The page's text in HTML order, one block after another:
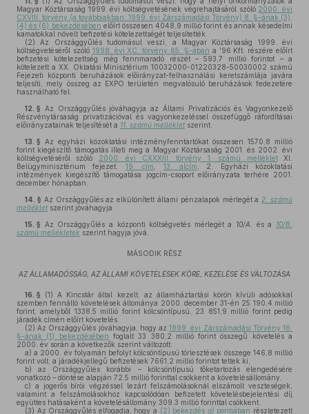
Magyar Köztársaság 1999. évi költségvetésének végrehajtásáról szóló 2000. évi
CXVIII. törvény (a továbbiakban: 1999. évi Zárszámadási Törvény) 8. §-ának (3),
(4) és (6) bekezdésében előírt összesen 4048,9 millió forint és annak késedelmi
kamatokkal növelt befizetési kötelezettségét teljesítették.
(2) Az Országgyűlés tudomásul veszi, a Magyar Köztársaság 1999. évi
költségvetéséről szóló 1998. évi XC. törvény 65. §-ában a '96 Kft. részére előírt
befizetési kötelezettség még fennmaradó részét – 593,7 millió forintot – a
kötelezett a XX. Oktatási Minisztérium 10032000-01220328-50030002 számú
Fejezeti központi beruházások előirányzat-felhasználási keretszámlája javára
teljesíti, mely összeg az EXPO területén megvalósuló beruházások fedezetére
használható fel.
12. § Az Országgyűlés jóváhagyja az Állami Privatizációs és Vagyonkezelő
Részvénytársaság privatizációval és vagyonkezeléssel összefüggő ráfordításai
előirányzatainak teljesítését a 11. számú mellékletszerint.
13. § Az egyházi közoktatási intézményfenntartókat összesen 1570,8 millió
forint kiegészítő támogatás illeti meg a Magyar Köztársaság 2001. és 2002. évi
költségvetéséről szóló 2000. évi CXXXIII. törvény 1. számú mellékletXI.
Belügyminisztérium fejezet, 19. cím 13. alcím , 2. Egyházi közoktatási
intézmények kiegészítő támogatása jogcím-csoport előirányzata terhére 2001.
december hónapban.
14. § Az Országgyűlés az elkülönített állami pénzalapok mérlegét a 2. számú
mellékletszerint jóváhagyja.
15. § Az Országgyűlés a központi költségvetés mérlegét a 10/A. és a 10/B.
számú mellékletek szerint hagyja jóvá.
MÁSODIK RÉSZ
AZ ÁLLAMADÓSSÁG, AZ ÁLLAMI KÖVETELÉSEK KÖRE, KEZELÉSE ÉS VÁLTOZÁSA
16. § (1) A Kincstár által kezelt, az államháztartási körön kívüli adósokkal
szemben fennálló követelések állománya 2000. december 31-én 25 190,4 millió
forint, amelyből 1338,5 millió forint kölcsöntípusú, 23 851,9 millió forint pedig
járadék címén előírt követelés.
(2) Az Országgyűlés jóváhagyja, hogy az1999. évi Zárszámadási Törvény 16.
§-ának (1) bekezdésében foglalt 33 380,2 millió forint összegű követelés a
2000. év során a következők szerint változott:
a) a 2000. év folyamán befolyt kölcsöntípusú törlesztések összege 146,8 millió
forint volt, a járadékjellegű befizetések 7661,2 millió forintot tettek ki,
b) az Országgyűlés korábbi – kölcsöntípusú tőketartozás elengedésére
vonatkozó – döntése alapján 72,5 millió forinttal csökkent a követelésállomány,
c) a jogerős bírói végzéssel lezárt felszámolásoknál elszámolt veszteségek,
valamint a felszámolásokhoz kapcsolódóan befizetett követelésbejelentési díj
együttes hatásaként a követelésállomány 309,3 millió forinttal csökkent.
(3) Az Országgyűlés elfogadja, hogy a (2) bekezdés a) pontjában részletezett